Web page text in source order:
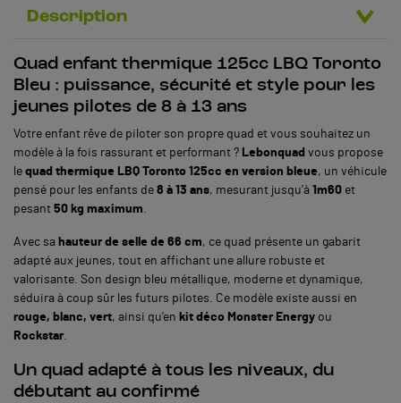
Description
Quad enfant thermique 125cc LBQ Toronto
Bleu : puissance, sécurité et style pour les
jeunes pilotes de 8 à 13 ans
Votre enfant rêve de piloter son propre quad et vous souhaitez un
modèle à la fois rassurant et performant ? Lebonquad vous propose
le quad thermique LBQ Toronto 125cc en version bleue, un véhicule
pensé pour les enfants de 8 à 13 ans, mesurant jusqu’à 1m60 et
pesant 50 kg maximum
Avec sa hauteur de selle de 66 cm, ce quad présente un gabarit
adapté aux jeunes, tout en affichant une allure robuste et
valorisante. Son design bleu métallique, moderne et dynamique,
séduira à coup sûr les futurs pilotes. Ce modèle existe aussi en
rouge, blanc, vert, ainsi qu'en kit déco Monster Energy ou
Rockstar
Un quad adapté à tous les niveaux, du
débutant au confirmé